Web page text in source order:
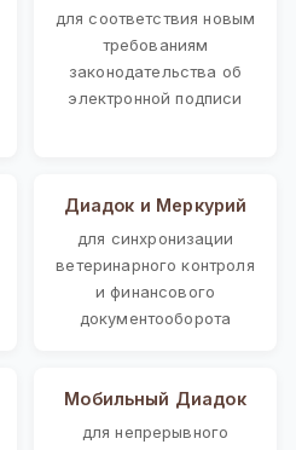
для соответствия новым
требованиям
законодательства об
электронной подписи
Диадок и Меркурий
для синхронизации
ветеринарного контроля
и финансового
документооборота
Мобильный Диадок
для непрерывного